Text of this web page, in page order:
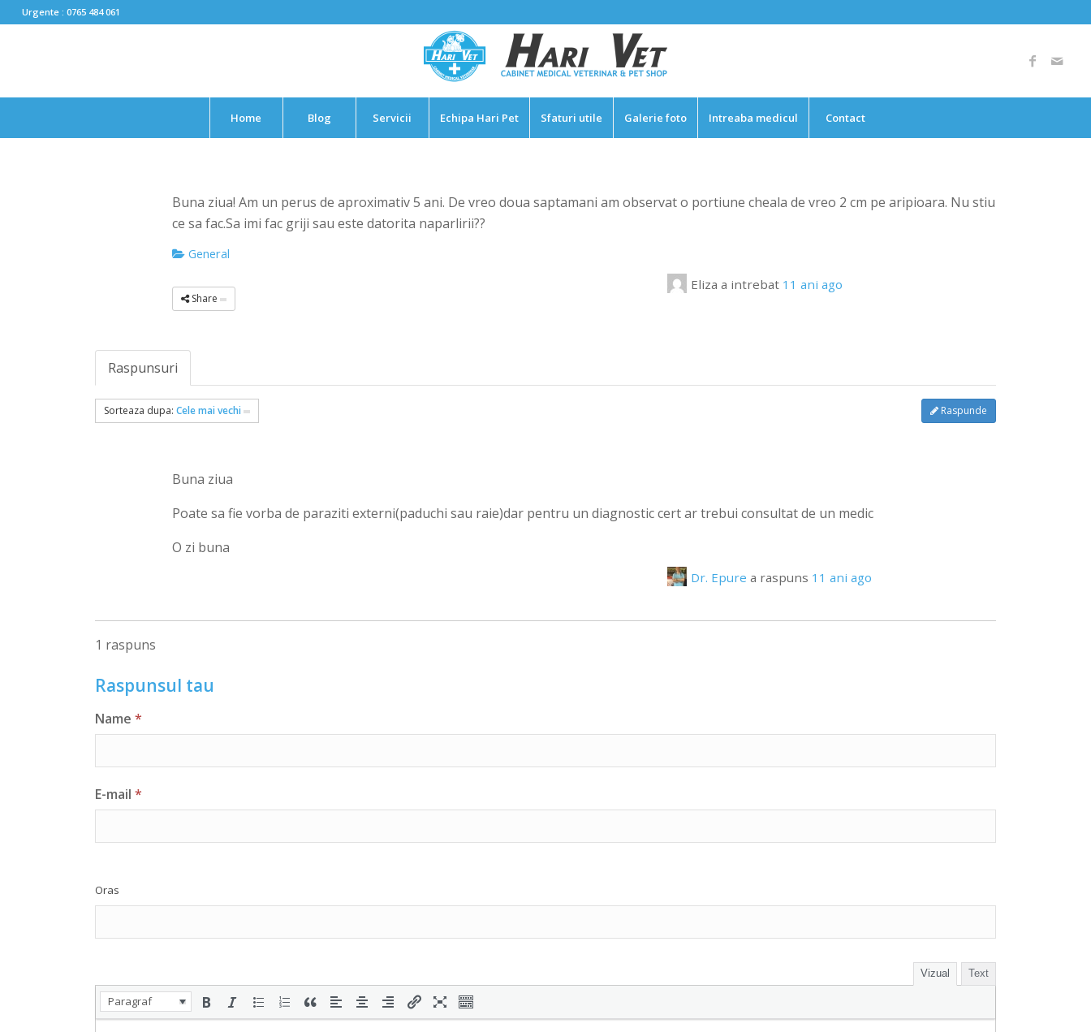
Urgente : 0765 484 061
Home Blog Servicii Echipa Hari Pet Sfaturi utile Galerie foto Intreaba medicul Contact
Buna ziua! Am un perus de aproximativ 5 ani. De vreo doua saptamani am observat o portiune cheala de vreo 2 cm pe aripioara. Nu stiu
ce sa fac.Sa imi fac griji sau este datorita naparlirii??
General
Share
Eliza a intrebat 11 ani ago
Raspunsuri
Sorteaza dupa:Cele mai vechi Raspunde
Buna ziua
Poate sa fie vorba de paraziti externi(paduchi sau raie)dar pentru un diagnostic cert ar trebui consultat de un medic
O zi buna
Dr. Epure a raspuns 11 ani ago
1 raspuns
Raspunsul tau
Name *
E-mail *
Oras
Vizual Text
Paragraf